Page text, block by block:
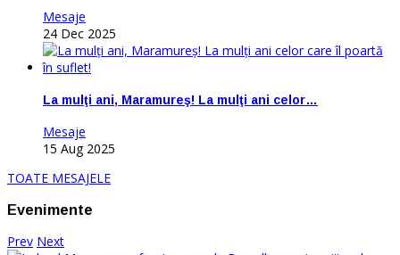
Mesaje
24 Dec 2025
La mulţi ani, Maramureş! La mulţi ani celor…
Mesaje
15 Aug 2025
TOATE MESAJELE
Evenimente
Prev Next